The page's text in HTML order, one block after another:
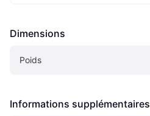
Dimensions
Poids
Informations supplémentaires